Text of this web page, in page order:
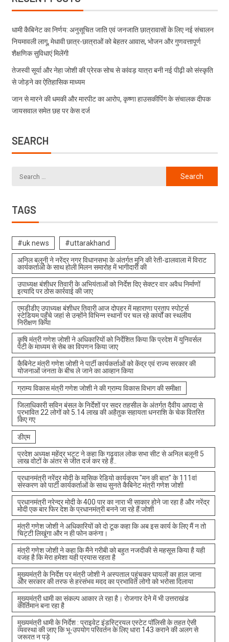
धामी कैबिनेट का निर्णय: अनुसूचित जाति एवं जनजाति छात्रावासों के लिए नई संचालन
नियमावली लागू, मेधावी छात्र-छात्राओं को बेहतर आवास, भोजन और गुणवत्तापूर्ण
शैक्षणिक सुविधाएं मिलेंगी
तेजस्वी सूर्या और नेहा जोशी की प्रेरक सोच से कांवड़ यात्रा बनी नई पीढ़ी को संस्कृति
से जोड़ने का ऐतिहासिक माध्यम
जान से मारने की धमकी और मारपीट का आरोप, कृष्णा हाउसकीपिंग के संचालक दीपक
जायसवाल समेत छह पर केस दर्ज
SEARCH
TAGS
#uk news #uttarakhand
अनिल बलूनी ने नरेंद्र नगर विधानसभा के अंतर्गत मुनि की रेती-ढालवाला में विराट
कार्यकर्ताओ के साथ होली मिलन समारोह में भागीदारी की
उपाध्यक्ष बंशीधर तिवारी के अभियंताओं को निर्देश दिए सेक्टर वार अवैध निर्माणों
इत्यादि पर ठोस कार्रवाई की जाए
एमडीडीए उपाध्यक्ष बंशीधर तिवारी आज दोपहर में महाराणा प्रताप स्पोर्ट्स
स्टेडियम पहुँचे जहां से उन्होंने विभिन्न स्थानों पर चल रहे कार्यों का स्थलीय
निरीक्षण किया
कृषि मंत्री गणेश जोशी ने अधिकारियों को निर्देशित किया कि प्रदेश में युनिवर्सल
पेटी के माध्यम से सेब का विपणन किया जाए
कैबिनेट मंत्री गणेश जोशी ने पार्टी कार्यकर्ताओं को केंद्र एवं राज्य सरकार की
योजनाओं जनता के बीच ले जाने का आव्हान किया
ग्राम्य विकास मंत्री गणेश जोशी ने की ग्राम्य विकास विभाग की समीक्षा
जिलाधिकारी सविन बंसल के निर्देशों पर सदर तहसील के अंतर्गत दैवीय आपदा से
प्रभावित 22 लोगों को 5.14 लाख की अहैतुक सहायता धनराशि के चेक वितरित
किए गए
डीएम
प्रदेश अध्यक्ष महेंद्र भट्ट ने कहा कि गढ़वाल लोक सभा सीट से अनिल बलूनी 5
लाख वोटों के अंतर से जीत दर्ज कर रहे हैं..
प्रधानमंत्री नरेंद्र मोदी के मासिक रेडियो कार्यक्रम "मन की बात" के 111वां
संस्करण को पार्टी कार्यकर्ताओं के साथ सुनते कैबिनेट मंत्री गणेश जोशी
प्रधानमंत्री नरेन्द्र मोदी के 400 पार का नारा भी साकार होने जा रहा है और नरेंद्र
मोदी एक बार फिर देश के प्रधानमंत्री बनने जा रहे हैं:जोशी
मंत्री गणेश जोशी ने अधिकारियों को दो टूक कहा कि अब इस कार्य के लिए मैं न तो
चिट्टी लिखूंगा और न ही फोन करुंगा।
मंत्री गणेश जोशी ने कहा कि मैंने गरीबी को बहुत नजदीकी से महसूस किया है यही
वजह है कि मेरा हमेशा यही प्रयास रहता है
मुख्यमंत्री के निर्देश पर मंत्री जोशी ने अस्पताल पहुंचकर घायलों का हाल जाना
और सरकार की तरफ से हरसंभव मदद का प्रभावित लोगो को भरोसा दिलाया
मुख्यमंत्री धामी का संकल्प आकार ले रहा है। रोजगार देने में भी उत्तराखंड
कीर्तिमान बना रहा है
मुख्यमंत्री धामी के निर्देश : प्राइवेट इंडस्ट्रियल एस्टेट पॉलिसी के तहत ऐसी
व्यवस्था की जाए कि भू-उपयोग परिवर्तन के लिए धारा 143 कराने की अलग से
जरूरत न पड़े